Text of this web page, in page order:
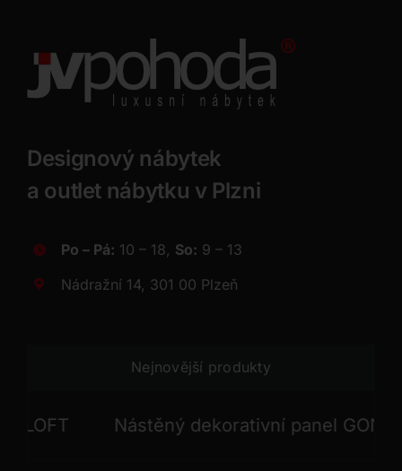
Designový nábytek
a outlet nábytku v Plzni
Po – Pá: 10 – 18, So: 9 – 13
Nádražní 14, 301 00 Plzeň
Nejnovější produkty
Nástěný dekorativní panel GONG